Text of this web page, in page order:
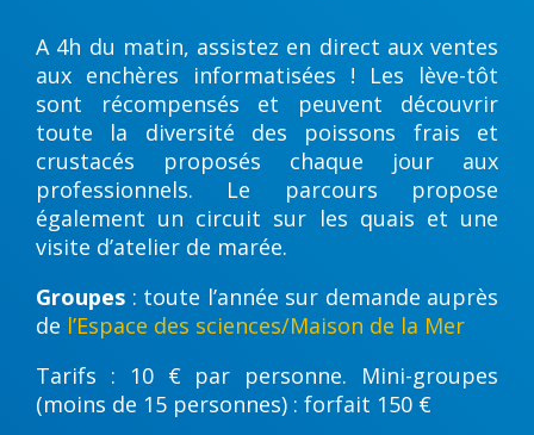
A 4h du matin, assistez en direct aux ventes
aux enchères informatisées ! Les lève-tôt
sont récompensés et peuvent découvrir
toute la diversité des poissons frais et
crustacés proposés chaque jour aux
professionnels. Le parcours propose
également un circuit sur les quais et une
visite d’atelier de marée.
Groupes : toute l’année sur demande auprès
de l’Espace des sciences/Maison de la Mer
Tarifs : 10 € par personne. Mini-groupes
(moins de 15 personnes) : forfait 150 €